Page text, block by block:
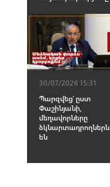
30/07/2026 15:31
Պարզվեց՝ ըստ
Փաշինյանի,
մեղավորները
ձկնարտադրողներն
են